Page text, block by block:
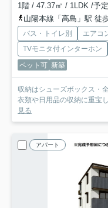
1階 / 47.37㎡ / 1LDK /予定
山陽本線「高島」駅 徒
バス・トイレ別 エアコ
TVモニタ付インターホン
ペット可 新築
収納はシューズボックス・
衣類や日用品の収納に重宝
見る
アパート